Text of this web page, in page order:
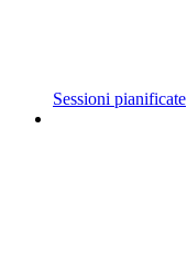
Sessioni pianificate